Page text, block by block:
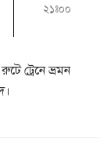
২১ঃ০০
ট্রেনে ভ্রমন